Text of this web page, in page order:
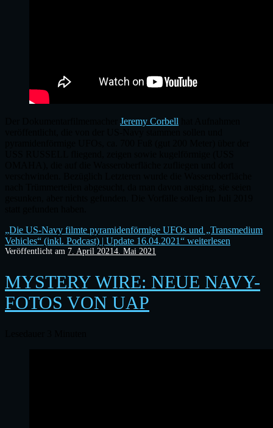
Jeremy Corbell
„Die US-Navy filmte pyramidenförmige UFOs und „Transmedium
Vehicles“ (inkl. Podcast) | Update 16.04.2021“ weiterlesen
Veröffentlicht am 7. April 20214. Mai 2021
MYSTERY WIRE: NEUE NAVY-
FOTOS VON UAP